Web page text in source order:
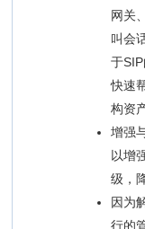
网关
叫会
于
快速
构资
增强
以增
级，
因为
行的